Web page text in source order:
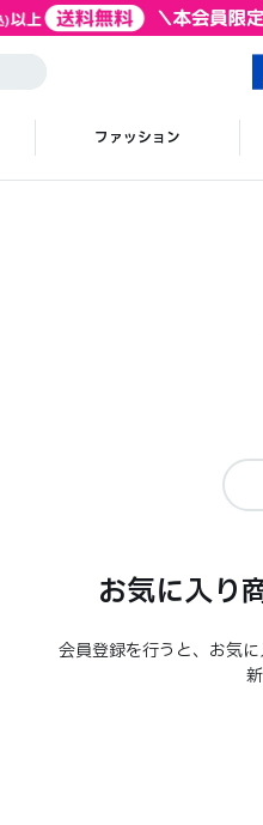
ファッション
お気に入り
会員登録を行うと、お気